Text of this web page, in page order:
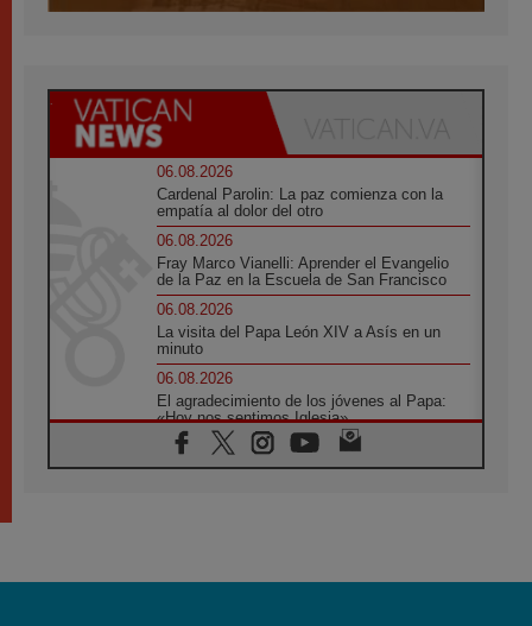
06.08.2026
Cardenal Parolin: La paz comienza con la
empatía al dolor del otro
06.08.2026
Fray Marco Vianelli: Aprender el Evangelio
de la Paz en la Escuela de San Francisco
06.08.2026
La visita del Papa León XIV a Asís en un
minuto
06.08.2026
El agradecimiento de los jóvenes al Papa:
«Hoy nos sentimos Iglesia»
06.08.2026
Líbano: Reanudan los coloquios en Roma en